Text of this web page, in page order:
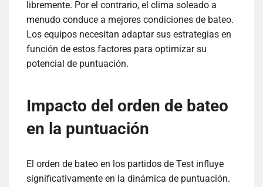
libremente. Por el contrario, el clima soleado a
menudo conduce a mejores condiciones de bateo.
Los equipos necesitan adaptar sus estrategias en
función de estos factores para optimizar su
potencial de puntuación.
Impacto del orden de bateo
en la puntuación
El orden de bateo en los partidos de Test influye
significativamente en la dinámica de puntuación.